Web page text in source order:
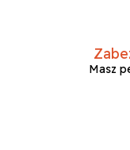
Masz